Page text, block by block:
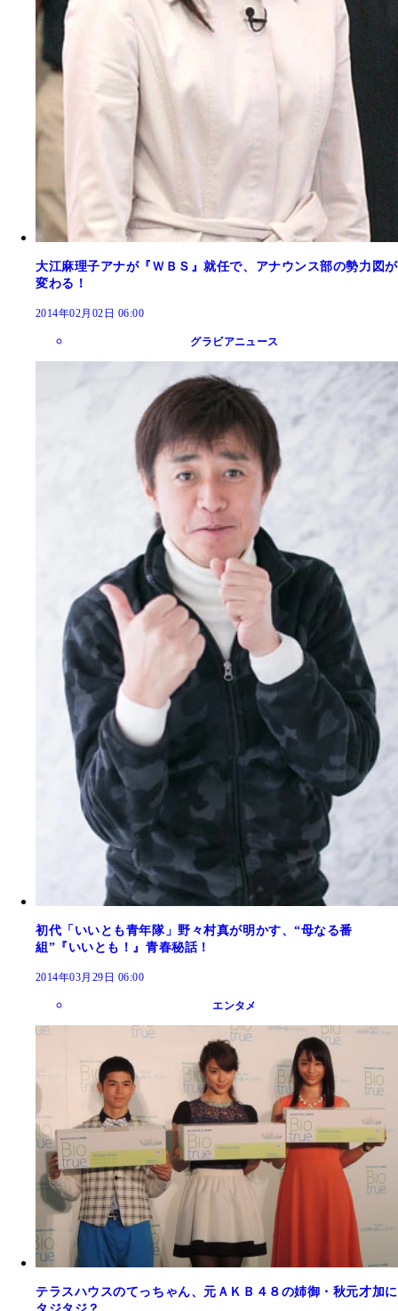
大江麻理子アナが『ＷＢＳ』就任で、アナウンス部の勢力図が
変わる！
2014年02月02日 06:00
グラビアニュース
初代「いいとも青年隊」野々村真が明かす、“母なる番
組”『いいとも！』青春秘話！
2014年03月29日 06:00
エンタメ
テラスハウスのてっちゃん、元ＡＫＢ４８の姉御・秋元才加に